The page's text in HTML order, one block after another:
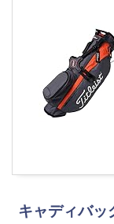
キャディバッ